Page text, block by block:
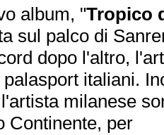
album, "Tropico
sul palco di
dopo l'altro,
italiani.
milanese
Continente, per